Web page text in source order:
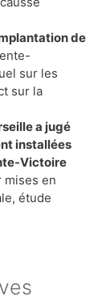
de
sur les
sur la
a jugé
installées
Victoire
mises en
étude